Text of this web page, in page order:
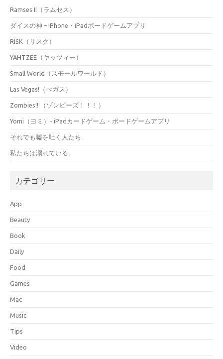
Ramses II（ラムセス）
ダイスの神 – iPhone・iPadボードゲームアプリ
RISK（リスク）
YAHTZEE（ヤッツィー）
Small World（スモールワールド）
Las Vegas!（べガス）
Zombies!!!（ゾンビーズ！！！）
Yomi（ヨミ）- iPadカードゲーム・ボードゲームアプリ
それでも嘘を吐く人たち
私たちは溺れている。
カテゴリー
App
Beauty
Book
Daily
Food
Games
Mac
Music
Tips
Video